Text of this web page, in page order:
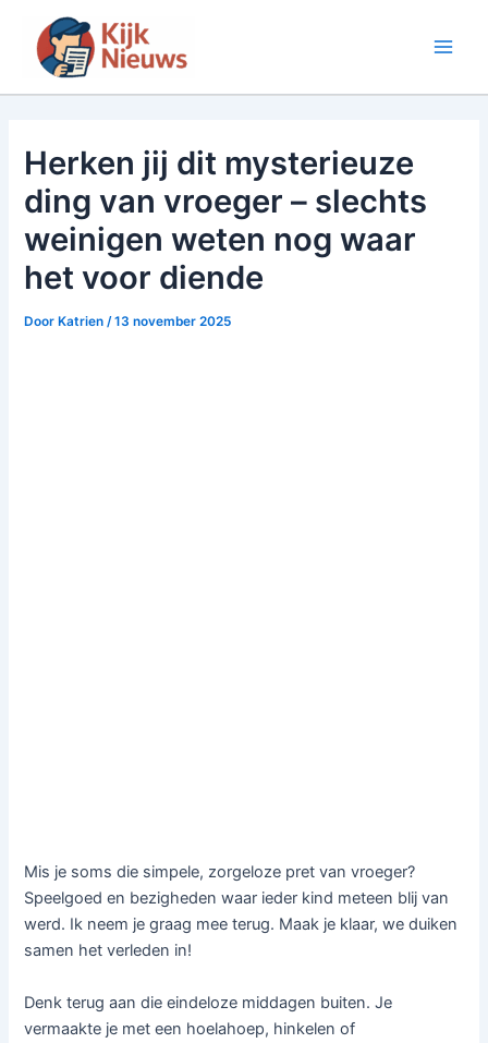
inhoud
Herken jij dit mysterieuze
ding van vroeger – slechts
weinigen weten nog waar
het voor diende
Door Katrien/13 november 2025
Mis je soms die simpele, zorgeloze pret van vroeger?
Speelgoed en bezigheden waar ieder kind meteen blij van
werd. Ik neem je graag mee terug. Maak je klaar, we duiken
samen het verleden in!
Denk terug aan die eindeloze middagen buiten. Je
vermaakte je met een hoelahoep, hinkelen of